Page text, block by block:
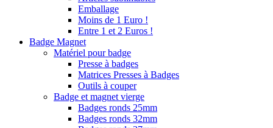
Emballage
Moins de 1 Euro !
Entre 1 et 2 Euros !
Badge Magnet
Matériel pour badge
Presse à badges
Matrices Presses à Badges
Outils à couper
Badge et magnet vierge
Badges ronds 25mm
Badges ronds 32mm